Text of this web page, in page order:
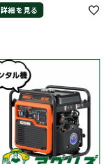
詳細を見る